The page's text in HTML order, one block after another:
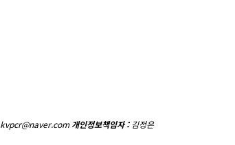
kvpcr@naver.com 개인정보책임자 : 김정은